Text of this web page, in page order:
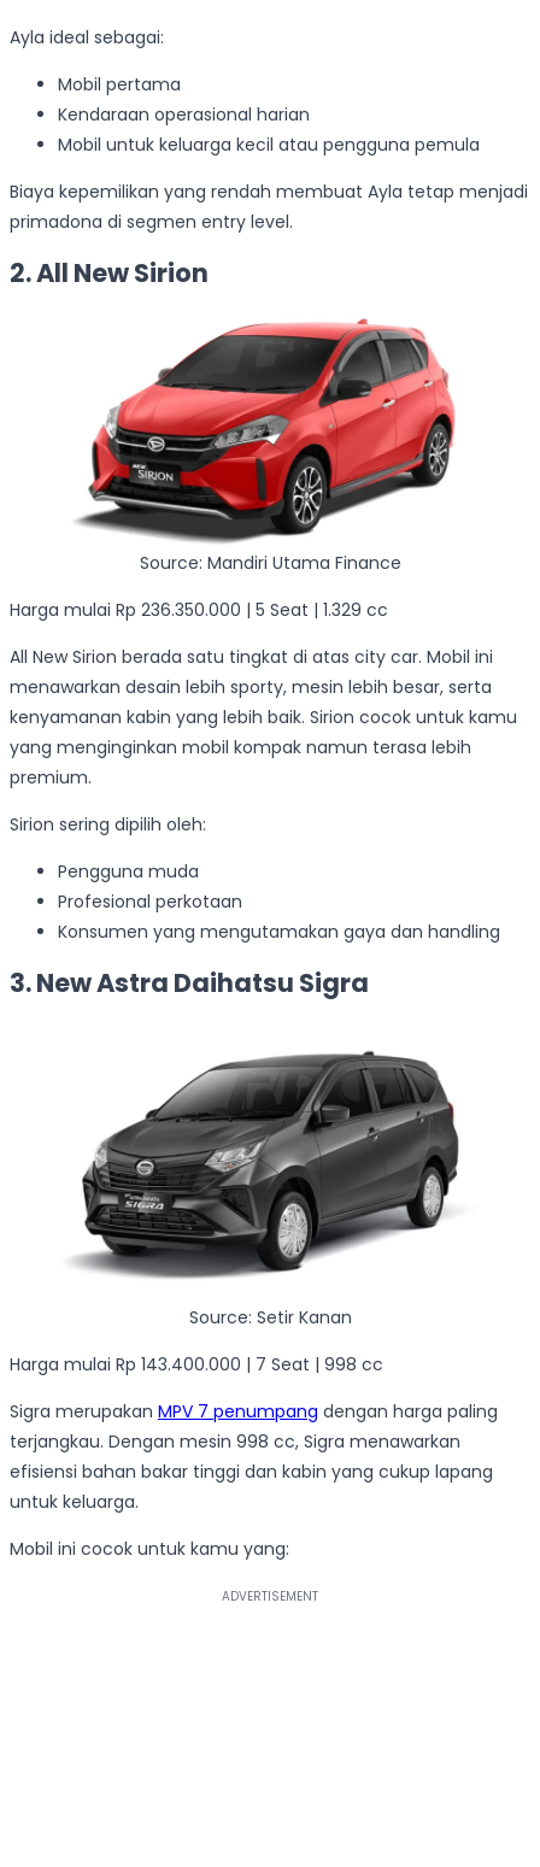
Ayla ideal sebagai:
Mobil pertama
Kendaraan operasional harian
Mobil untuk keluarga kecil atau pengguna pemula
Biaya kepemilikan yang rendah membuat Ayla tetap menjadi
primadona di segmen entry level.
2. All New Sirion
Source: Mandiri Utama Finance
Harga mulai Rp 236.350.000 | 5 Seat | 1.329 cc
All New Sirion berada satu tingkat di atas city car. Mobil ini
menawarkan desain lebih sporty, mesin lebih besar, serta
kenyamanan kabin yang lebih baik. Sirion cocok untuk kamu
yang menginginkan mobil kompak namun terasa lebih
premium.
Sirion sering dipilih oleh:
Pengguna muda
Profesional perkotaan
Konsumen yang mengutamakan gaya dan handling
3. New Astra Daihatsu Sigra
Source: Setir Kanan
Harga mulai Rp 143.400.000 | 7 Seat | 998 cc
Sigra merupakan MPV 7 penumpang dengan harga paling
terjangkau. Dengan mesin 998 cc, Sigra menawarkan
efisiensi bahan bakar tinggi dan kabin yang cukup lapang
untuk keluarga.
Mobil ini cocok untuk kamu yang: